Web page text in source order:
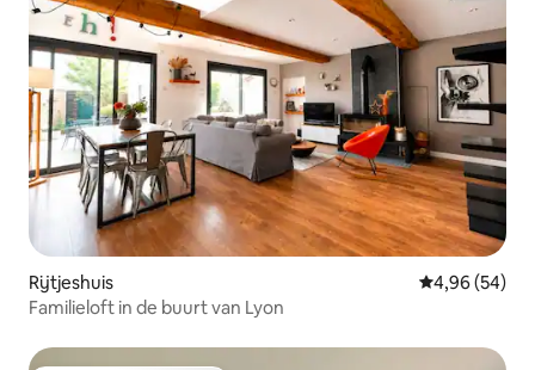
Rijtjeshuis Gemiddelde
4,96 (54)
Familieloft in de buurt van Lyon